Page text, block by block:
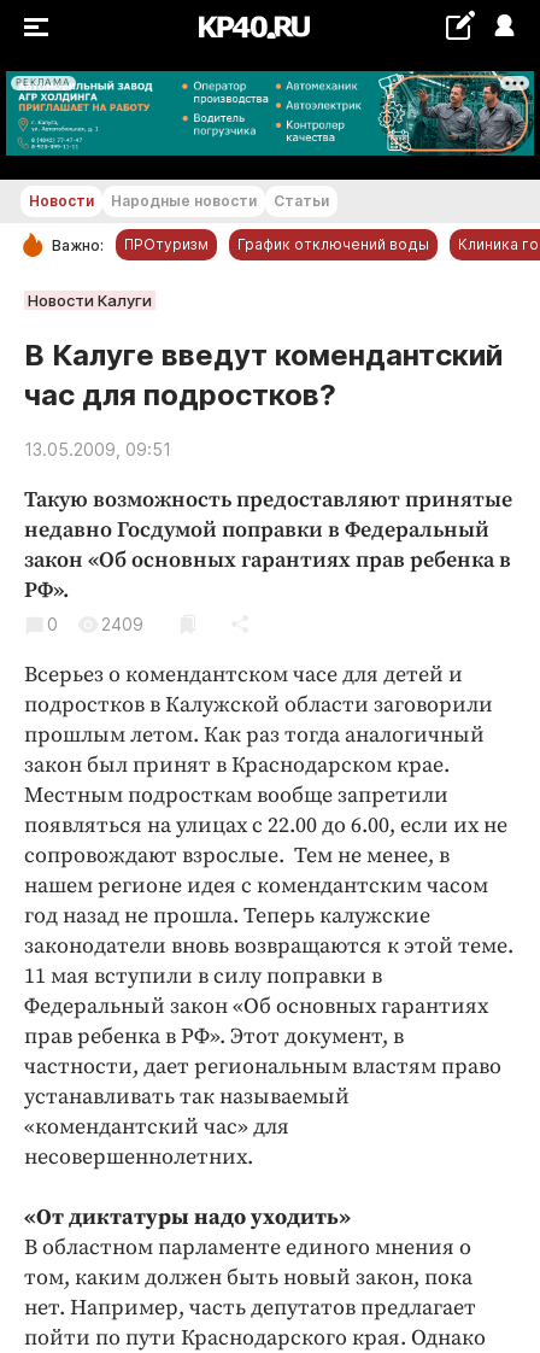
РЕКЛАМА
+20...+21 °С
РУБРИКИ
Новости компаний
Статьи
Народные новости
Благоустройство
Криминал
Недвижимость и ЖКХ
Образование
Общество
Погода
Праздники
Происшествия
Спорт
Экономика и бизнес
ПРОЕКТЫ
Блоги
Издания
Медиаперсона
Интересное чтиво
Клиника года
Бренд года
Новости Народные новости Статьи
Важно: ПРОтуризм График отключений воды Клиника
Новости Калуги
В Калуге введут комендантский
час для подростков?
13.05.2009, 09:51
Такую возможность предоставляют принятые
недавно Госдумой поправки в Федеральный
закон «Об основных гарантиях прав ребенка в
РФ».
0 2409
Всерьез о комендантском часе для детей и
подростков в Калужской области заговорили
прошлым летом. Как раз тогда аналогичный
закон был принят в Краснодарском крае.
Местным подросткам вообще запретили
появляться на улицах с 22.00 до 6.00, если их не
сопровождают взрослые. Тем не менее, в
нашем регионе идея с комендантским часом
год назад не прошла. Теперь калужские
законодатели вновь возвращаются к этой теме.
11 мая вступили в силу поправки в
Федеральный закон «Об основных гарантиях
прав ребенка в РФ». Этот документ, в
частности, дает региональным властям право
устанавливать так называемый
«комендантский час» для
несовершеннолетних.
«От диктатуры надо уходить»
В областном парламенте единого мнения о
том, каким должен быть новый закон, пока
нет. Например, часть депутатов предлагает
пойти по пути Краснодарского края. Однако